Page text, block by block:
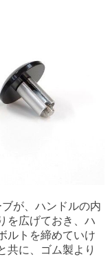
が、ハンドルの内
を広げておき、ハ
ルトを締めていけ
共に、ゴム製より